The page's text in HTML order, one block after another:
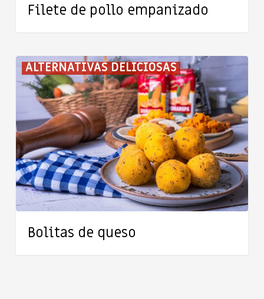
Filete de pollo empanizado
ALTERNATIVAS DELICIOSAS
Bolitas
de
queso
Bolitas de queso